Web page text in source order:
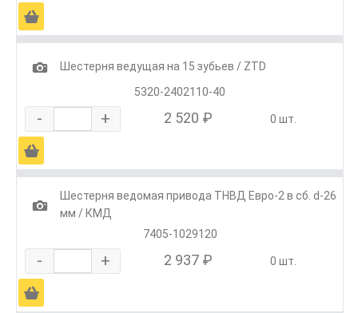
Ä
1
Шестерня ведущая на 15 зубьев / ZTD
5320-2402110-40
- + 2 520 ₽ 0 шт.
Ä
1
Шестерня ведомая привода ТНВД Евро-2 в сб. d-26
мм / КМД
7405-1029120
- + 2 937 ₽ 0 шт.
Ä